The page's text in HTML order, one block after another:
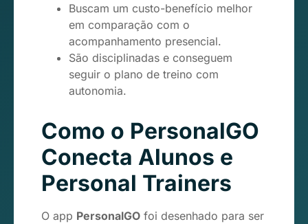
Buscam um custo-benefício melhor
em comparação com o
acompanhamento presencial.
São disciplinadas e conseguem
seguir o plano de treino com
autonomia.
Como o PersonalGO
Conecta Alunos e
Personal Trainers
O app PersonalGO foi desenhado para ser